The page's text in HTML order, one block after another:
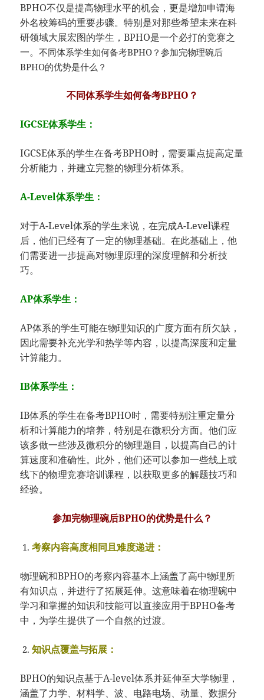
BPHO不仅是提高物理水平的机会，更是增加申请海
外名校筹码的重要步骤。特别是对那些希望未来在科
研领域大展宏图的学生，BPHO是一个必打的竞赛之
一。不同体系学生如何备考BPHO？参加完物理碗后
BPHO的优势是什么？
不同体系学生如何备考BPHO？
IGCSE体系学生：
IGCSE体系的学生在备考BPHO时，需要重点提高定量
分析能力，并建立完整的物理分析体系。
A-Level体系学生：
对于A-Level体系的学生来说，在完成A-Level课程
后，他们已经有了一定的物理基础。在此基础上，他
们需要进一步提高对物理原理的深度理解和分析技
巧。
AP体系学生：
AP体系的学生可能在物理知识的广度方面有所欠缺，
因此需要补充光学和热学等内容，以提高深度和定量
计算能力。
IB体系学生：
IB体系的学生在备考BPHO时，需要特别注重定量分
析和计算能力的培养，特别是在微积分方面。他们应
该多做一些涉及微积分的物理题目，以提高自己的计
算速度和准确性。此外，他们还可以参加一些线上或
线下的物理竞赛培训课程，以获取更多的解题技巧和
经验。
参加完物理碗后BPHO的优势是什么？
考察内容高度相同且难度递进：
物理碗和BPHO的考察内容基本上涵盖了高中物理所
有知识点，并进行了拓展延伸。这意味着在物理碗中
学习和掌握的知识和技能可以直接应用于BPHO备考
中，为学生提供了一个自然的过渡。
知识点覆盖与拓展：
BPHO的知识点基于A-level体系并延伸至大学物理，
涵盖了力学、材料学、波、电路电场、动量、数据分